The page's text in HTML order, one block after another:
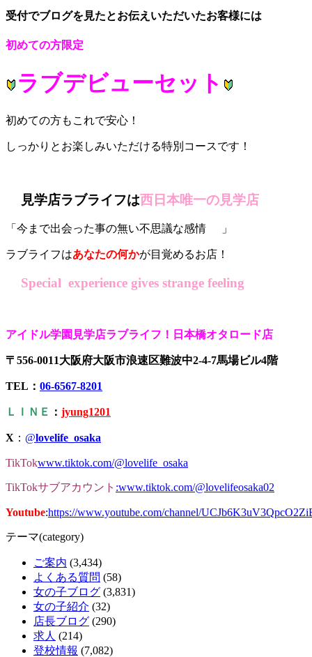
受付でブログを見たとお伝えいただいたお客様には
初めての方限定
ラブデビューセット
初めての方もこれで安心！
しっかりとお楽しみいただける特別コースです！
見学店ラブライフは西日本唯一の見学店
「今まで出会った事の無い不思議な感情 」
ラブライフはあなたの何かが目覚めるお店！
Special experience gives strange feeling
アイドル学園見学店ラブライフ！日本橋オタロード店
〒556-0011大阪府大阪市浪速区難波中2-4-7馬場ビル4階
TEL： 06-6567-8201
ＬＩＮＥ ： jyung1201
X ： @lovelife_osaka
TikTokwww.tiktok.com/@lovelife_osaka
TikTokサブアカウント :www.tiktok.com/@lovelifeosaka02
Youtube:https://www.youtube.com/channel/
テーマ(category)
ご案内 (3,434)
よくある質問 (58)
女の子ブログ (3,831)
女の子紹介 (32)
店長ブログ (290)
求人 (214)
登校情報 (7,082)